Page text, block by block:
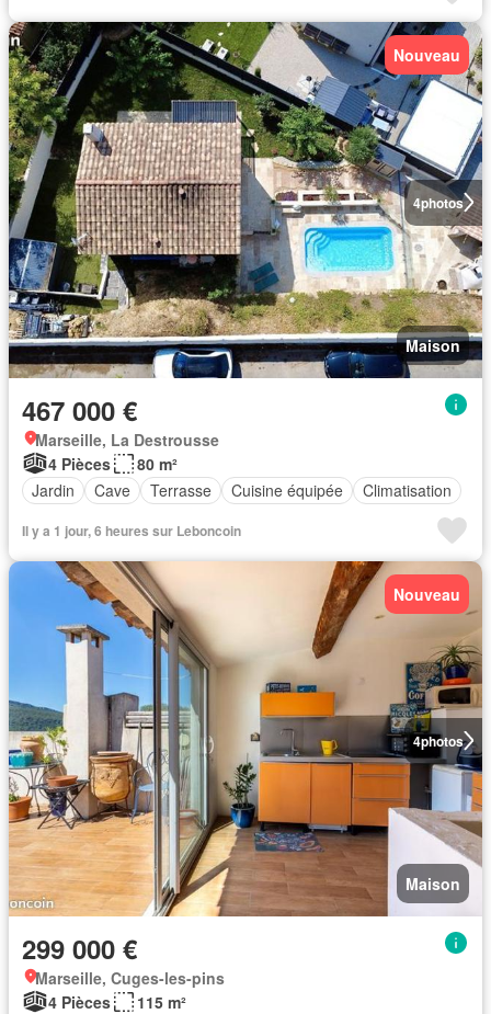
4photos
Nouveau
Maison
467 000 €
Marseille, La Destrousse
4 Pièces
80 m²
Jardin
Cave Terrasse Cuisine équipée Climatisation
Il y a 1 jour, 6 heures sur Leboncoin
4photos
Nouveau
Maison
299 000 €
Marseille, Cuges-les-pins
4 Pièces
115 m²